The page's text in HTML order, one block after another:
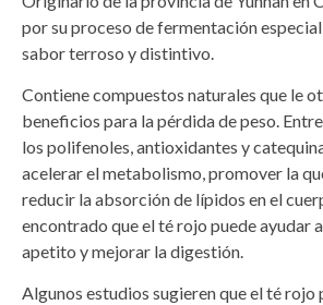
por su proceso de fermentación
sabor terroso y distintivo.
Contiene compuestos naturales que le
beneficios para la pérdida de peso.
los polifenoles, antioxidantes y
acelerar el metabolismo, promover la
reducir la absorción de lípidos en el
encontrado que el té rojo puede ayudar
apetito y mejorar la digestión.
Algunos estudios sugieren que el té rojo